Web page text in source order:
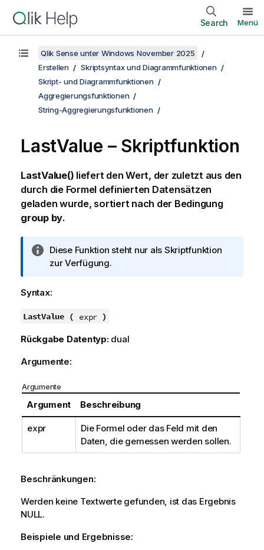
Search Menü
Qlik Sense unter Windows November 2025
Erstellen
Skriptsyntax und Diagrammfunktionen
Skript- und Diagrammfunktionen
Aggregierungsfunktionen
String-Aggregierungsfunktionen
LastValue – Skriptfunktion
LastValue() liefert den Wert, der zuletzt aus den
durch die Formel definierten Datensätzen
geladen wurde, sortiert nach der Bedingung
group by.
I
n
o
m
t
o
s
h
i
s
Diese Funktion steht nur als Skriptfunktion
zur Verfügung.
Syntax:
LastValue ( expr )
Rückgabe Datentyp: dual
Argumente:
Argumente
Argument Beschreibung
expr
Die Formel oder das Feld mit den
Daten, die gemessen werden sollen.
Beschränkungen:
Werden keine Textwerte gefunden, ist das Ergebnis
NULL.
Beispiele und Ergebnisse: